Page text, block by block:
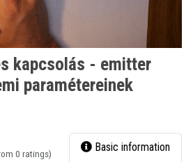
kapcsolás - emitter
paramétereinek
0 ratings) Basic information